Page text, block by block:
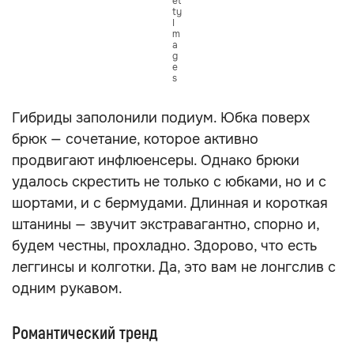
ty
I
m
a
g
e
s
Гибриды заполонили подиум. Юбка поверх
брюк — сочетание, которое активно
продвигают инфлюенсеры. Однако брюки
удалось скрестить не только с юбками, но и с
шортами, и с бермудами. Длинная и короткая
штанины — звучит экстравагантно, спорно и,
будем честны, прохладно. Здорово, что есть
леггинсы и колготки. Да, это вам не лонгслив с
одним рукавом.
Романтический тренд